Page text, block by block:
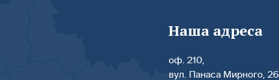
Наша адреса
оф. 210,
вул. Панаса Мирного, 26,